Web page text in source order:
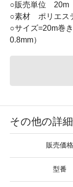
○販売単位 20m
○素材 ポリエス
○サイズ=20m巻
0.8mm）
その他の詳
販売価格
型番